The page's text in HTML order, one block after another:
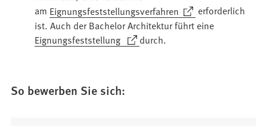
am Eignungsfeststellungsverfahren
(Öffnet
einem
erforderlich
ist. Auch der Bachelor Architektur führt eine
Eignungsfeststellung
(Öffnet
Tab)
durch.
So bewerben Sie sich: